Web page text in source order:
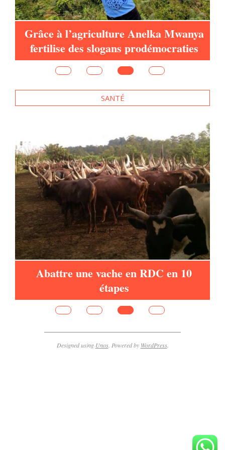
Grâce à l’agriculture Anelka Mwanya
fertilise des slogans prodémocraties
SANTÉ
Abattre une vache en RDC en 10
étapes
Designed using Unos. Powered by WordPress.